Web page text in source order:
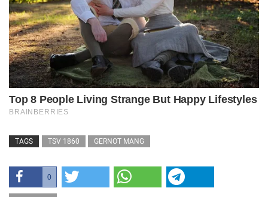
TAGS TSV 1860 GERNOT MANG
0